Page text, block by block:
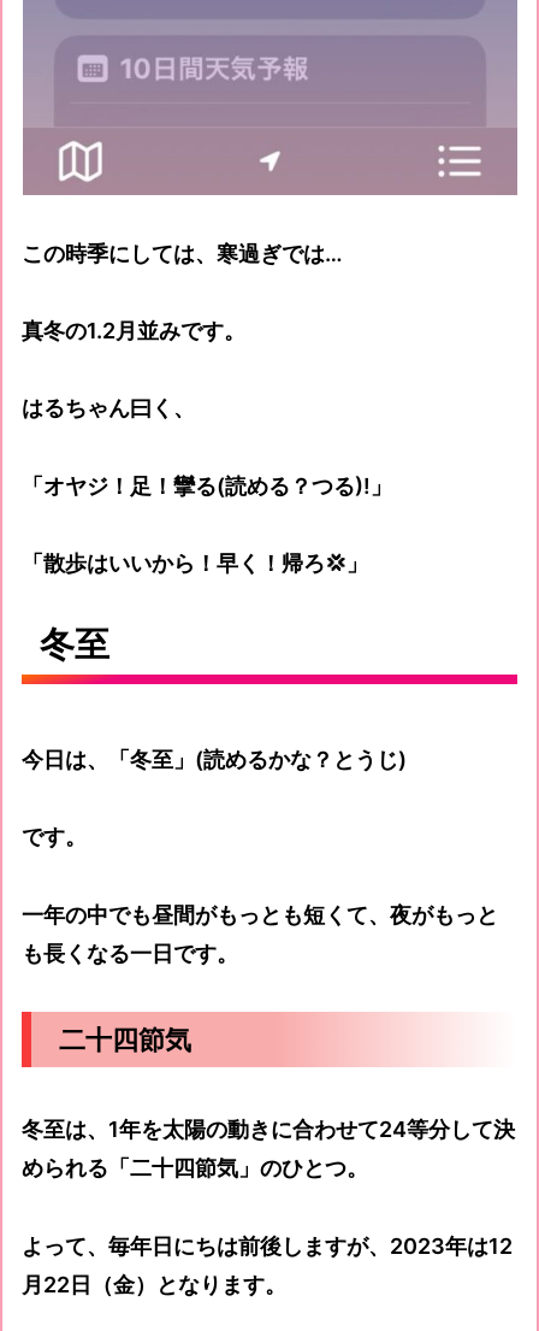
この時季にしては、寒過ぎでは…
真冬の1.2月並みです。
はるちゃん曰く、
「オヤジ！足！攣る(読める？つる)!」
「散歩はいいから！早く！帰ろ💢」
冬至
今日は、「冬至」(読めるかな？とうじ)
です。
一年の中でも昼間がもっとも短くて、夜がもっと
も長くなる一日です。
二十四節気
冬至は、1年を太陽の動きに合わせて24等分して決
められる「二十四節気」のひとつ。
よって、毎年日にちは前後しますが、2023年は12
月22日（金）となります。